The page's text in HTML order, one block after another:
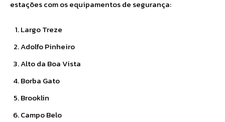
estações com os equipamentos de segurança:
Largo Treze
Adolfo Pinheiro
Alto da Boa Vista
Borba Gato
Brooklin
Campo Belo